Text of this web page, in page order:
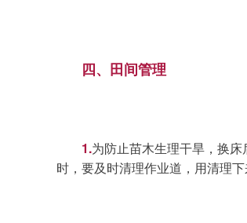
四、田间管理
1.为防止苗木生理干旱，换
时，要及时清理作业道，用清理